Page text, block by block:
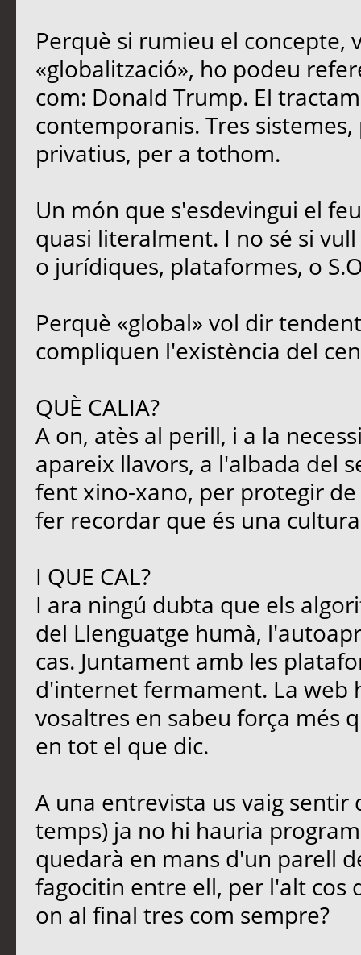
Perquè si rumieu el concepte,
«globalització», ho podeu
com: Donald Trump. El
contemporanis. Tres
privatius, per a tothom.
Un món que s'esdevingui el
quasi literalment. I no sé si
o jurídiques, plataformes, o
Perquè «global» vol dir
compliquen l'existència del
QUÈ CALIA?
A on, atès al perill, i a la
apareix llavors, a l'albada del
fent xino-xano, per protegir
fer recordar que és una
I QUE CAL?
I ara ningú dubta que els
del Llenguatge humà,
cas. Juntament amb les
d'internet fermament. La web
vosaltres en sabeu força més
en tot el que dic.
A una entrevista us vaig
temps) ja no hi hauria
quedarà en mans d'un parell
fagocitin entre ell, per l'alt cos
on al final tres com sempre?